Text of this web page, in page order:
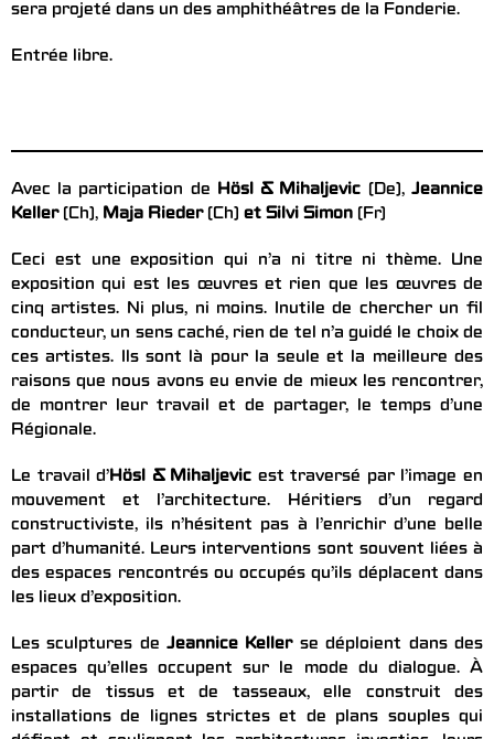
sera projeté dans un des amphithéâtres de la Fonderie.
Entrée libre.
Avec la participation de Hösl & Mihaljevic (De),Jeannice
Keller(Ch), Maja Rieder(Ch) et Silvi Simon (Fr)
Ceci est une exposition qui n’a ni titre ni thème. Une
exposition qui est les œuvres et rien que les œuvres de
cinq artistes. Ni plus, ni moins. Inutile de chercher un fil
conducteur, un sens caché, rien de tel n’a guidé le choix de
ces artistes. Ils sont là pour la seule et la meilleure des
raisons que nous avons eu envie de mieux les rencontrer,
de montrer leur travail et de partager, le temps d’une
Régionale.
Le travail d’Hösl & Mihaljevic est traversé par l’image en
mouvement et l’architecture. Héritiers d’un regard
constructiviste, ils n’hésitent pas à l’enrichir d’une belle
part d’humanité. Leurs interventions sont souvent liées à
des espaces rencontrés ou occupés qu’ils déplacent dans
les lieux d’exposition.
Les sculptures deJeannice Kellerse déploient dans des
espaces qu’elles occupent sur le mode du dialogue. À
partir de tissus et de tasseaux, elle construit des
installations de lignes strictes et de plans souples qui